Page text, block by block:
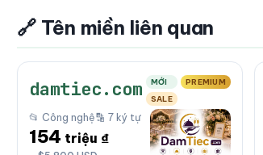
🔗 Tên miền liên quan
damtiec.com MỚI
PREMIUM
SALE
📂 Công nghệ🔡 7 ký tự
154 triệu ₫